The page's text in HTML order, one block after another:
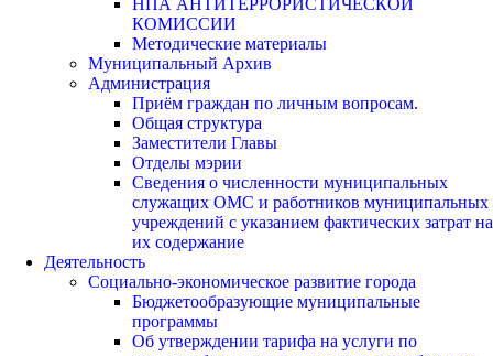
КОМИССИИ
Методические материалы
Муниципальный Архив
Администрация
Приём граждан по личным вопросам.
Общая структура
Заместители Главы
Отделы мэрии
Сведения о численности муниципальных
служащих ОМС и работников муниципальных
учреждений с указанием фактических затрат на
их содержание
Деятельность
Социально-экономическое развитие города
Бюджетообразующие муниципальные
программы
Об утверждении тарифа на услуги по